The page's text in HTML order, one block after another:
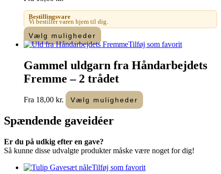
Bestillingsvare
Vi bestiller varen hjem til dig.
Vælg muligheder
vare
flere
varianter.
Mulighederne
vælges
varesiden
Tilføj som favorit
Gammel uldgarn fra Håndarbejdets
Fremme – 2 trådet
Fra 18,00 kr. Vælg muligheder
vare
kan
på
Spændende gaveidéer
Er du på udkig efter en gave?
Så kunne disse udvalgte produkter måske være noget for dig!
Tilføj som favorit